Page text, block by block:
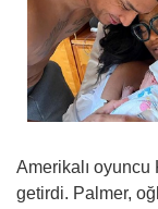
Amerikalı
getirdi. Palmer,